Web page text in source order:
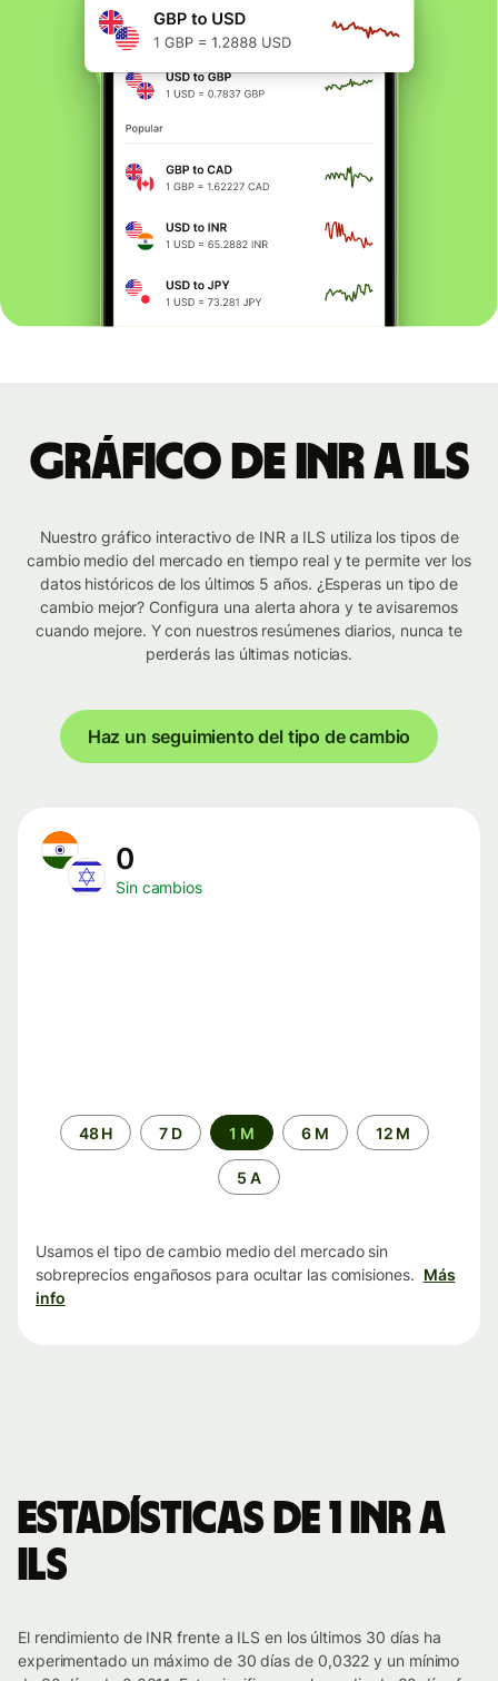
Gráfico de INR a ILS
Nuestro gráfico interactivo de INR a ILS utiliza los tipos de
cambio medio del mercado en tiempo real y te permite ver los
datos históricos de los últimos 5 años. ¿Esperas un tipo de
cambio mejor? Configura una alerta ahora y te avisaremos
cuando mejore. Y con nuestros resúmenes diarios, nunca te
perderás las últimas noticias.
Haz un seguimiento del tipo de cambio
0
Sin cambios
Periodo48 H 7 D 1 M 6 M 12 M
5 A
Usamos el tipo de cambio medio del mercado sin
sobreprecios engañosos para ocultar las comisiones. Más
info
Estadísticas de 1 INR a
ILS
El rendimiento de INR frente a ILS en los últimos 30 días ha
experimentado un máximo de 30 días de 0,0322 y un mínimo